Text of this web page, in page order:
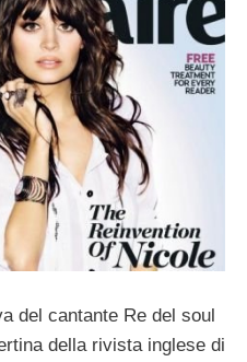
del cantante Re del soul
della rivista inglese di